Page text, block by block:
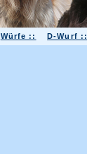
Würfe :: D-Wurf ::